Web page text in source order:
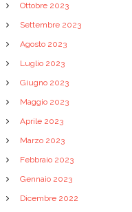
Ottobre 2023
Settembre 2023
Agosto 2023
Luglio 2023
Giugno 2023
Maggio 2023
Aprile 2023
Marzo 2023
Febbraio 2023
Gennaio 2023
Dicembre 2022